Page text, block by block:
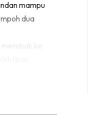
mampu
dua